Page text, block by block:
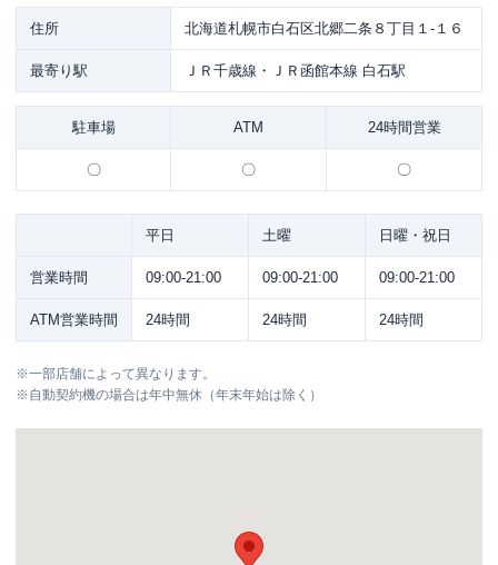
住所 北海道札幌市白石区北郷二条８丁目１-１６
最寄り駅 ＪＲ千歳線・ＪＲ函館本線 白石駅
駐車場 ATM 24時間営業
〇 〇 〇
平日 土曜 日曜・祝日
営業時間 09:00-21:00 09:00-21:00 09:00-21:00
ATM営業時間 24時間 24時間 24時間
※一部店舗によって異なります。
※自動契約機の場合は年中無休（年末年始は除く）